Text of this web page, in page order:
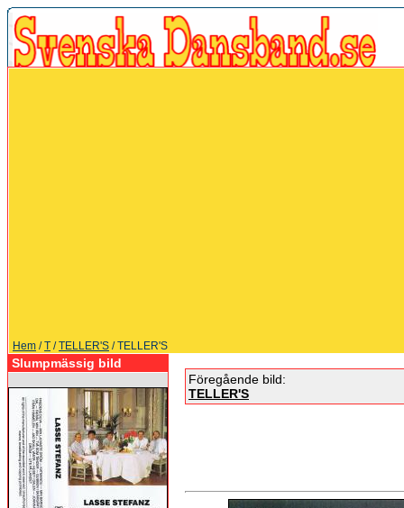
Hem /T /TELLER'S / TELLER'S
Slumpmässig bild
Föregående bild:
TELLER'S